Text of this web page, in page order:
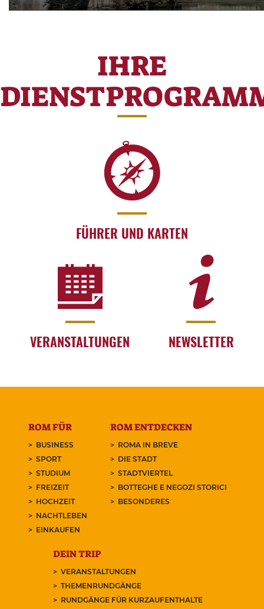
IHRE
FÜHRER UND KARTEN
VERANSTALTUNGEN NEWSLETTER
ROM FÜR
BUSINESS
SPORT
STUDIUM
FREIZEIT
HOCHZEIT
NACHTLEBEN
EINKAUFEN
ROM ENTDECKEN
ROMA IN BREVE
DIE STADT
STADTVIERTEL
BOTTEGHE E NEGOZI STORICI
BESONDERES
DEIN TRIP
VERANSTALTUNGEN
THEMENRUNDGÄNGE
RUNDGÄNGE FÜR KURZAUFENTHALTE